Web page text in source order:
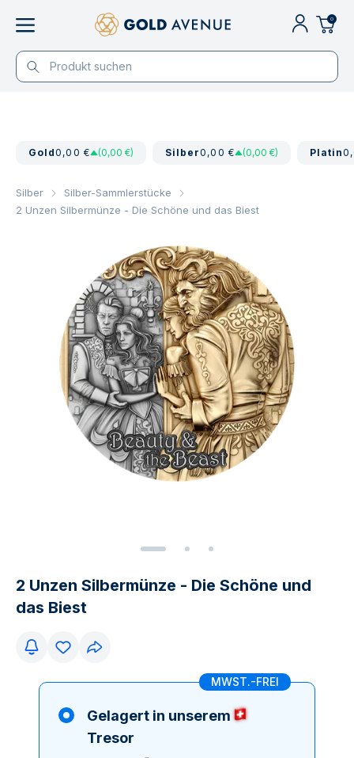
0
Gold0,00 € (0,00 €) Silber0,00 € (0,00 €) Platin
Silber
Silber-Sammlerstücke
2 Unzen Silbermünze - Die Schöne und das Biest
2 Unzen Silbermünze - Die Schöne und
das Biest
MWST.-FREI
Gelagert in unserem
Tresor